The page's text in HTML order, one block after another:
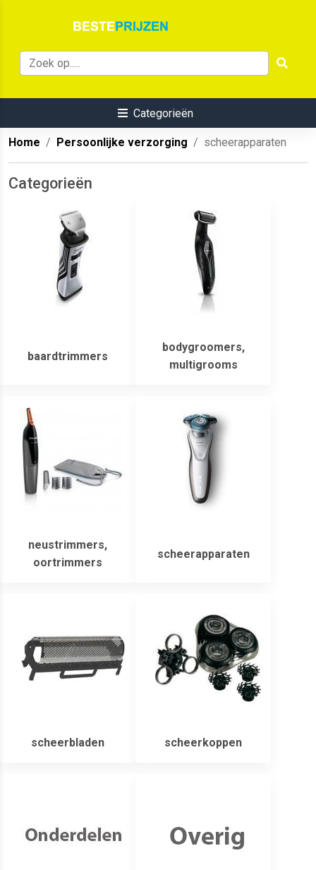
Categorieën
Home Persoonlijke verzorging scheerapparaten
Categorieën
baardtrimmers
bodygroomers,
multigrooms
neustrimmers,
oortrimmers
scheerapparaten
scheerbladen scheerkoppen